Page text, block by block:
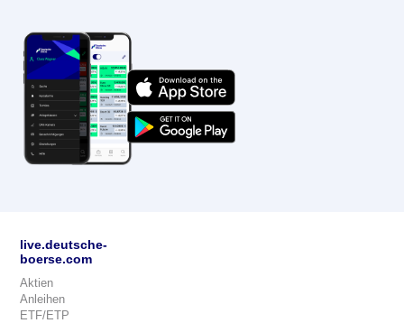
live.deutsche-
boerse.com
Aktien
Anleihen
ETF/ETP